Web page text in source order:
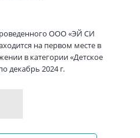
ООО «ЭЙ СИ
на первом месте в
в категории «Детское
декабрь 2024 г.